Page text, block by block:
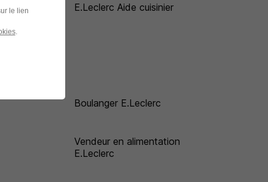
E.Leclerc Aide cuisinier
Boulanger E.Leclerc
Vendeur en alimentation
E.Leclerc
le lien
.